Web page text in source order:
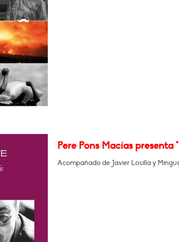
Pere Pons Macías presenta
Acompañado de Javier Losilla y